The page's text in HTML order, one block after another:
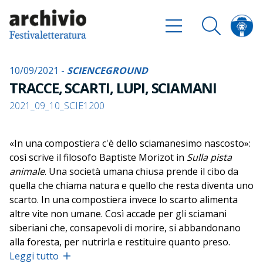
10/09/2021 - SCIENCEGROUND
TRACCE, SCARTI, LUPI, SCIAMANI
2021_09_10_SCIE1200
«In una compostiera c'è dello sciamanesimo nascosto»:
così scrive il filosofo Baptiste Morizot in Sulla pista
animale. Una società umana chiusa prende il cibo da
quella che chiama natura e quello che resta diventa uno
scarto. In una compostiera invece lo scarto alimenta
altre vite non umane. Così accade per gli sciamani
siberiani che, consapevoli di morire, si abbandonano
alla foresta, per nutrirla e restituire quanto preso.
Come ritrovare questo rapporto con le altre vite non
Leggi tutto